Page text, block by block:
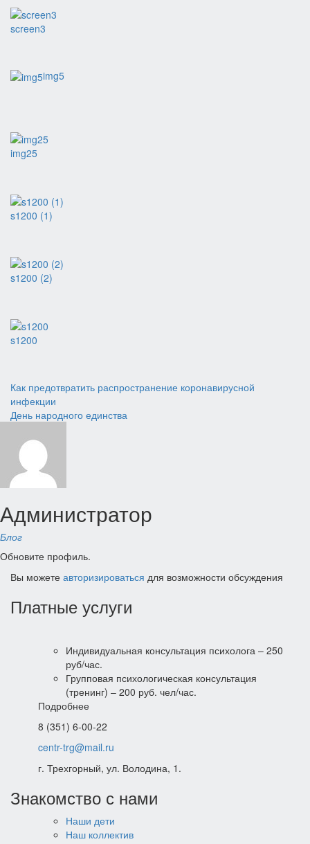
screen3
img5
img25
s1200 (1)
s1200 (2)
s1200
Навигация
по
записям
Как предотвратить распространение коронавирусной
инфекции
День народного единства
Администратор
Блог
Обновите профиль.
Вы можете авторизироваться для возможности обсуждения
Платные услуги
Индивидуальная консультация психолога – 250
руб/час.
Групповая психологическая консультация
(тренинг) – 200 руб. чел/час.
Подробнее
8 (351) 6-00-22
centr-trg@mail.ru
г. Трехгорный, ул. Володина, 1.
Знакомство с нами
Наши дети
Наш коллектив